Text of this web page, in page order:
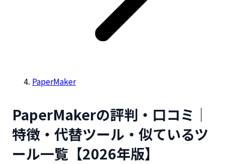
PaperMaker
PaperMakerの評判・口コミ｜
特徴・代替ツール・似ているツ
ール一覧【2026年版】